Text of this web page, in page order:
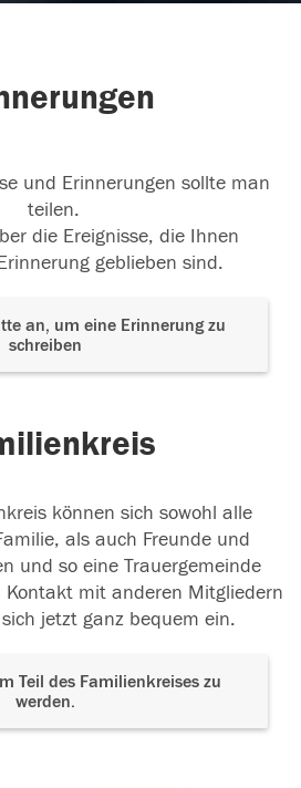
und Erinnerungen sollte man
teilen.
die Ereignisse, die Ihnen
geblieben sind.
an, um eine Erinnerung zu
schreiben
können sich sowohl alle
als auch Freunde und
und so eine Trauergemeinde
Kontakt mit anderen Mitgliedern
jetzt ganz bequem ein.
Teil des Familienkreises zu
werden.